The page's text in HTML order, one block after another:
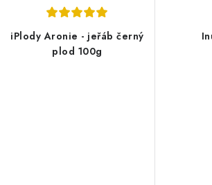
iPlody Aronie - jeřáb černý
plod 100g